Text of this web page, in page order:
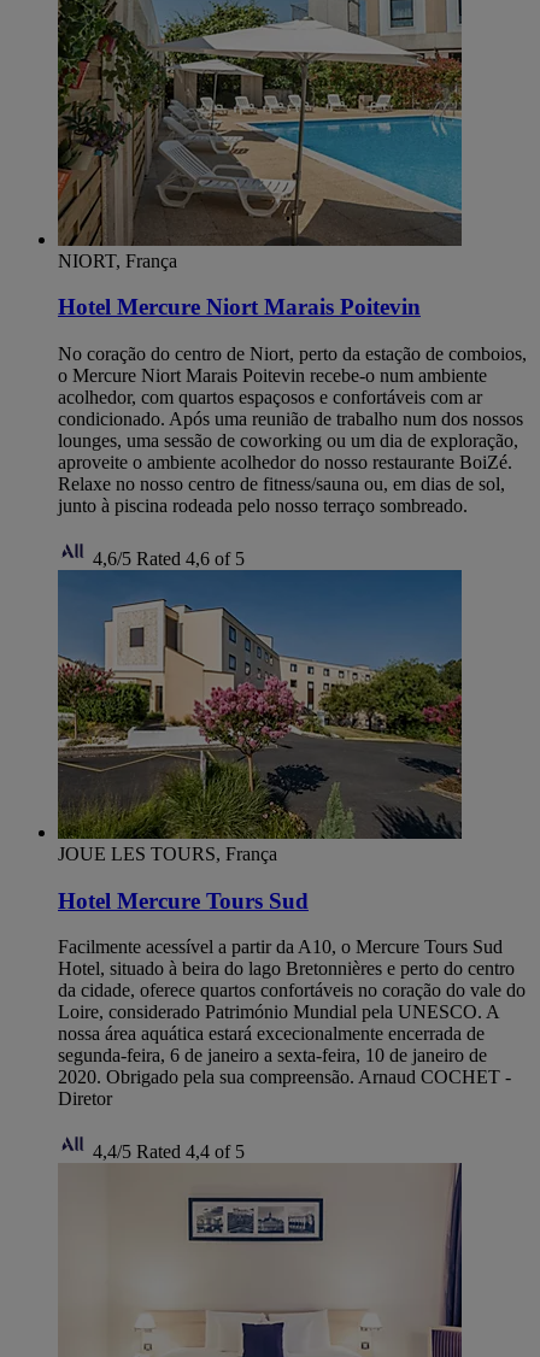
NIORT, França
Hotel Mercure Niort Marais Poitevin
No coração do centro de Niort, perto da estação de comboios,
o Mercure Niort Marais Poitevin recebe-o num ambiente
acolhedor, com quartos espaçosos e confortáveis com ar
condicionado. Após uma reunião de trabalho num dos nossos
lounges, uma sessão de coworking ou um dia de exploração,
aproveite o ambiente acolhedor do nosso restaurante BoiZé.
Relaxe no nosso centro de fitness/sauna ou, em dias de sol,
junto à piscina rodeada pelo nosso terraço sombreado.
4,6/5 Rated 4,6 of 5
JOUE LES TOURS, França
Hotel Mercure Tours Sud
Facilmente acessível a partir da A10, o Mercure Tours Sud
Hotel, situado à beira do lago Bretonnières e perto do centro
da cidade, oferece quartos confortáveis no coração do vale do
Loire, considerado Património Mundial pela UNESCO. A
nossa área aquática estará excecionalmente encerrada de
segunda-feira, 6 de janeiro a sexta-feira, 10 de janeiro de
2020. Obrigado pela sua compreensão. Arnaud COCHET -
Diretor
4,4/5 Rated 4,4 of 5